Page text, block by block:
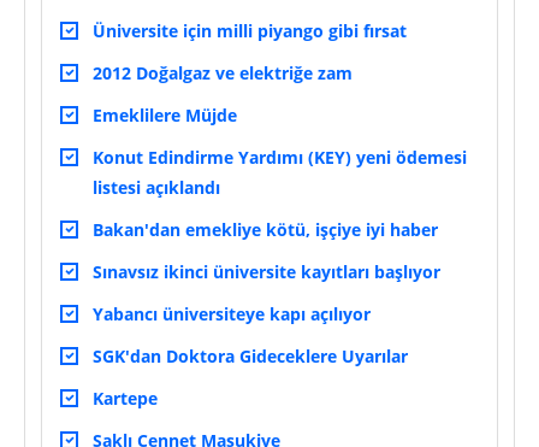
Üniversite için milli piyango gibi fırsat
2012 Doğalgaz ve elektriğe zam
Emeklilere Müjde
Konut Edindirme Yardımı (KEY) yeni ödemesi
listesi açıklandı
Bakan'dan emekliye kötü, işçiye iyi haber
Sınavsız ikinci üniversite kayıtları başlıyor
Yabancı üniversiteye kapı açılıyor
SGK'dan Doktora Gideceklere Uyarılar
Kartepe
Saklı Cennet Maşukiye